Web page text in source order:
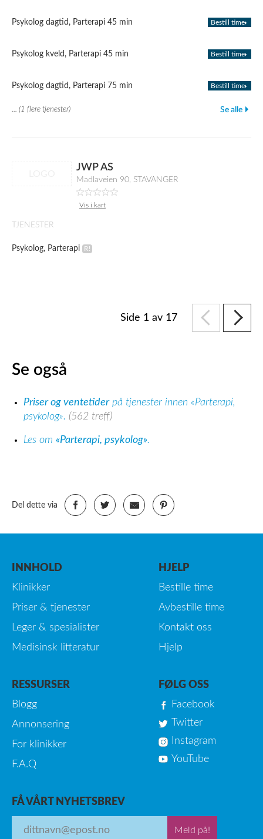
Psykolog dagtid, Parterapi 45 min Bestill time
Psykolog kveld, Parterapi 45 min Bestill time
Psykolog dagtid, Parterapi 75 min Bestill time
... (1 flere tjenester) Se alle
JWP AS
Madlaveien 90, STAVANGER
Vis i kart
TJENESTER
Psykolog, Parterapi
Side 1 av 17
Se også
Priser og ventetiderpå tjenester innen «Parterapi,
psykolog». (562 treff)
Les om «Parterapi, psykolog».
Del dette via
INNHOLD
Klinikker
Priser & tjenester
Leger & spesialister
Medisinsk litteratur
HJELP
Bestille time
Avbestille time
Kontakt oss
Hjelp
RESSURSER
Blogg
Annonsering
For klinikker
F.A.Q
FØLG OSS
Facebook
Twitter
Instagram
YouTube
FÅ VÅRT NYHETSBREV
Meld på!